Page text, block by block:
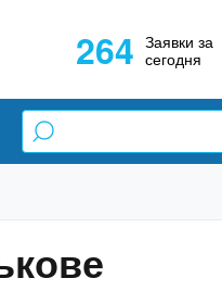
264 Заявки за
сегодня